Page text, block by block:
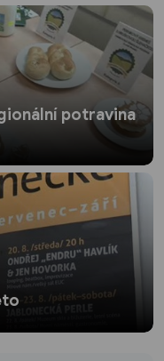
potravina